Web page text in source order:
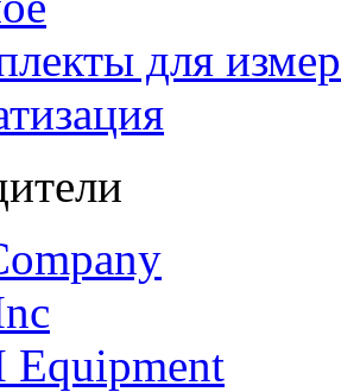
для